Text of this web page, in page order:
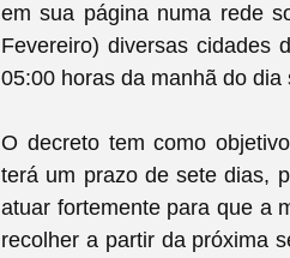
em sua página numa rede
Fevereiro) diversas cidades
05:00 horas da manhã do dia
O decreto tem como
terá um prazo de sete dias,
atuar fortemente para que a
recolher a partir da próxima